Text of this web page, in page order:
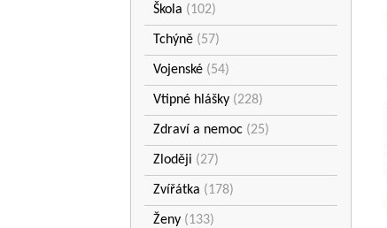
Škola (102)
Tchýně (57)
Vojenské (54)
Vtipné hlášky (228)
Zdraví a nemoc (25)
Zloději (27)
Zvířátka (178)
Ženy (133)